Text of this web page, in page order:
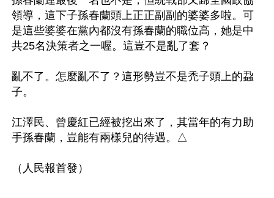
領導，這下子孫春蘭頭上正正副副的婆婆多啦。可
是這些婆婆在黨內都沒有孫春蘭的職位高，她是中
共25名決策者之一喔。這豈不是亂了套？
亂不了。怎麼亂不了？這形勢豈不是禿子頭上的蝨
子。
江澤民、曾慶紅已經被挖出來了，其當年的有力助
手孫春蘭，豈能有兩樣兒的待遇。△